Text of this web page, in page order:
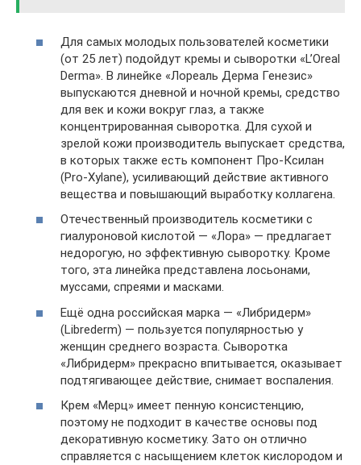
Для самых молодых пользователей косметики
(от 25 лет) подойдут кремы и сыворотки «L’Oreal
Derma». В линейке «Лореаль Дерма Генезис»
выпускаются дневной и ночной кремы, средство
для век и кожи вокруг глаз, а также
концентрированная сыворотка. Для сухой и
зрелой кожи производитель выпускает средства,
в которых также есть компонент Про-Ксилан
(Pro-Xylane), усиливающий действие активного
вещества и повышающий выработку коллагена.
Отечественный производитель косметики с
гиалуроновой кислотой — «Лора» — предлагает
недорогую, но эффективную сыворотку. Кроме
того, эта линейка представлена лосьонами,
муссами, спреями и масками.
Ещё одна российская марка — «Либридерм»
(Librederm) — пользуется популярностью у
женщин среднего возраста. Сыворотка
«Либридерм» прекрасно впитывается, оказывает
подтягивающее действие, снимает воспаления.
Крем «Мерц» имеет пенную консистенцию,
поэтому не подходит в качестве основы под
декоративную косметику. Зато он отлично
справляется с насыщением клеток кислородом и